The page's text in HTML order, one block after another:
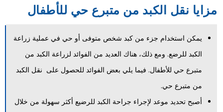
مزايا نقل الكبد من متبرع حي للأطفال
يمكن استخدام جزء من كبد شخص متوفى أو حي في عملية زراعة
الكبد للرضع. ومع ذلك، هناك العديد من الفوائد لزراعة الكبد من
متبرع حي للأطفال. فيما يلي بعض الفوائد للحصول على نقل الكبد
من متبرع حي.
أصبح تحديد موعد لإجراء جراحة الكبد للرضيع أكثر سهولة من خلال